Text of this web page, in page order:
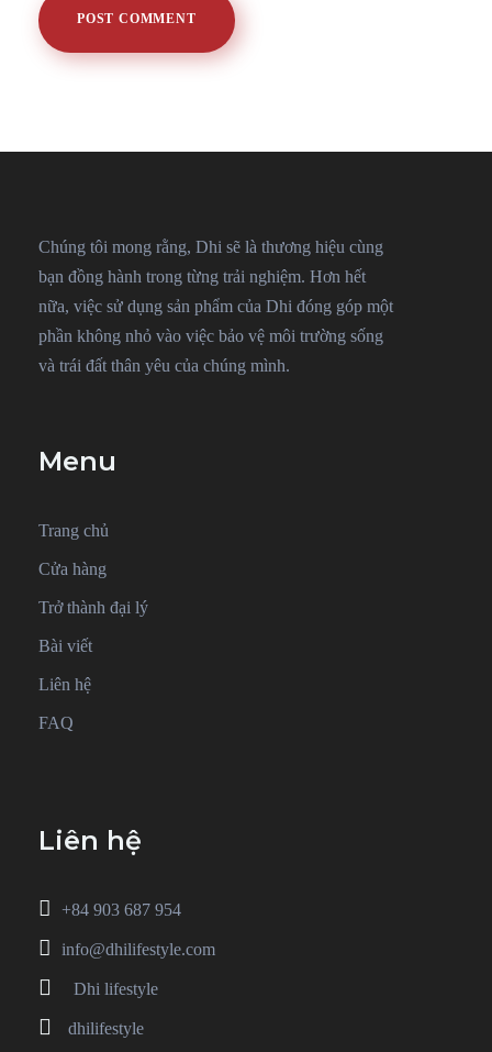
Chúng tôi mong rằng, Dhi sẽ là thương hiệu cùng
bạn đồng hành trong từng trải nghiệm. Hơn hết
nữa, việc sử dụng sản phẩm của Dhi đóng góp một
phần không nhỏ vào việc bảo vệ môi trường sống
và trái đất thân yêu của chúng mình.
Menu
Trang chủ
Cửa hàng
Trở thành đại lý
Bài viết
Liên hệ
FAQ
Liên hệ
+84 903 687 954
info@dhilifestyle.com
Dhi lifestyle
dhilifestyle